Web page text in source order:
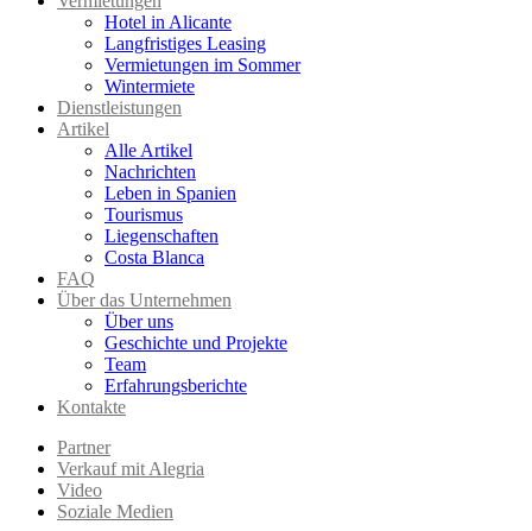
Hotel in Alicante
Langfristiges Leasing
Vermietungen im Sommer
Wintermiete
Dienstleistungen
Artikel
Alle Artikel
Nachrichten
Leben in Spanien
Tourismus
Liegenschaften
Costa Blanca
FAQ
Über das Unternehmen
Über uns
Geschichte und Projekte
Team
Erfahrungsberichte
Kontakte
Partner
Verkauf mit Alegria
Video
Soziale Medien